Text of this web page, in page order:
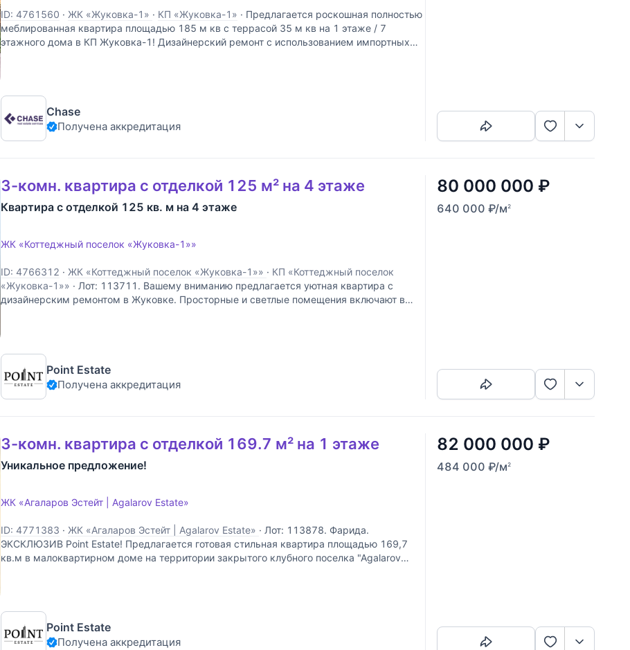
ID: 4761560 · ЖК «Жуковка-1» · КП «Жуковка-1» · Предлагается роскошная полностью
меблированная квартира площадью 185 м кв с террасой 35 м кв на 1 этаже / 7
этажного дома в КП Жуковка-1! Дизайнерский ремонт с использованием импортных
Chase
Получена аккредитация
3-комн. квартира с отделкой 125 м² на 4 этаже
Квартира с отделкой 125 кв. м на 4 этаже
ЖК «Коттеджный поселок «Жуковка-1»»
ID: 4766312 · ЖК «Коттеджный поселок «Жуковка-1»» · КП «Коттеджный поселок
«Жуковка-1»» · Лот: 113711. Вашему вниманию предлагается уютная квартира с
дизайнерским ремонтом в Жуковке. Просторные и светлые помещения включают в
Point Estate
Получена аккредитация
80 000 000 ₽
640 000 ₽/м2
3-комн. квартира с отделкой 169.7 м² на 1 этаже
Уникальное предложение!
ЖК «Агаларов Эстейт | Agalarov Estate»
ID: 4771383 · ЖК «Агаларов Эстейт | Agalarov Estate» · Лот: 113878. Фарида.
ЭКСКЛЮЗИВ Point Estate! Предлагается готовая стильная квартира площадью 169,7
кв.м в малоквартирном доме на территории закрытого клубного поселка "Agalarov
Point Estate
Получена аккредитация
82 000 000 ₽
484 000 ₽/м2